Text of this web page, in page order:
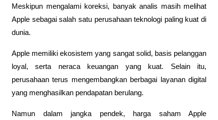
Meskipun mengalami koreksi, banyak analis masih melihat
Apple sebagai salah satu perusahaan teknologi paling kuat di
dunia.
Apple memiliki ekosistem yang sangat solid, basis pelanggan
loyal, serta neraca keuangan yang kuat. Selain itu,
perusahaan terus mengembangkan berbagai layanan digital
yang menghasilkan pendapatan berulang.
Namun dalam jangka pendek, harga saham Apple